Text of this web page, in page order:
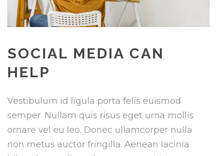
SOCIAL MEDIA CAN
HELP
Vestibulum id ligula porta felis euismod
semper. Nullam quis risus eget urna mollis
ornare vel eu leo. Donec ullamcorper nulla
non metus auctor fringilla. Aenean lacinia